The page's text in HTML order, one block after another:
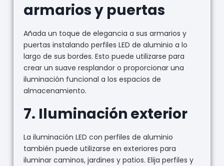
armarios y puertas
Añada un toque de elegancia a sus armarios y
puertas instalando perfiles LED de aluminio a lo
largo de sus bordes. Esto puede utilizarse para
crear un suave resplandor o proporcionar una
iluminación funcional a los espacios de
almacenamiento.
7. Iluminación exterior
La iluminación LED con perfiles de aluminio
también puede utilizarse en exteriores para
iluminar caminos, jardines y patios. Elija perfiles y